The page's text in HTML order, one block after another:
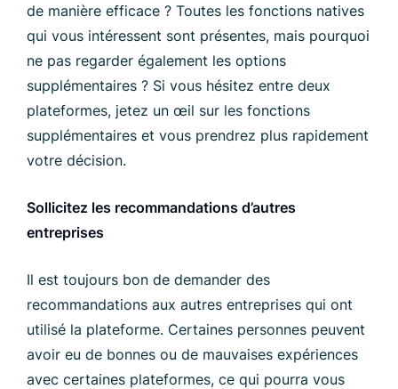
de manière efficace ? Toutes les fonctions natives
qui vous intéressent sont présentes, mais pourquoi
ne pas regarder également les options
supplémentaires ? Si vous hésitez entre deux
plateformes, jetez un œil sur les fonctions
supplémentaires et vous prendrez plus rapidement
votre décision.
Sollicitez les recommandations d’autres
entreprises
Il est toujours bon de demander des
recommandations aux autres entreprises qui ont
utilisé la plateforme. Certaines personnes peuvent
avoir eu de bonnes ou de mauvaises expériences
avec certaines plateformes, ce qui pourra vous